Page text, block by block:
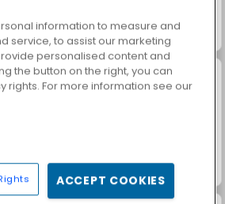
2 Jewel Garden Story
information to measure and
service, to assist our marketing
personalised content and
the button on the right, you can
rights. For more information see our
ACCEPT COOKIES